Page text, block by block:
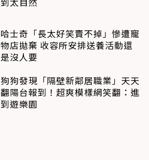
哈士奇「長太好笑賣不掉」慘遭寵
物店拋棄 收容所安排送養活動還
是沒人要
狗狗發現「隔壁新鄰居職業」天天
翻陽台報到！超爽模樣網笑翻：進
到遊樂園